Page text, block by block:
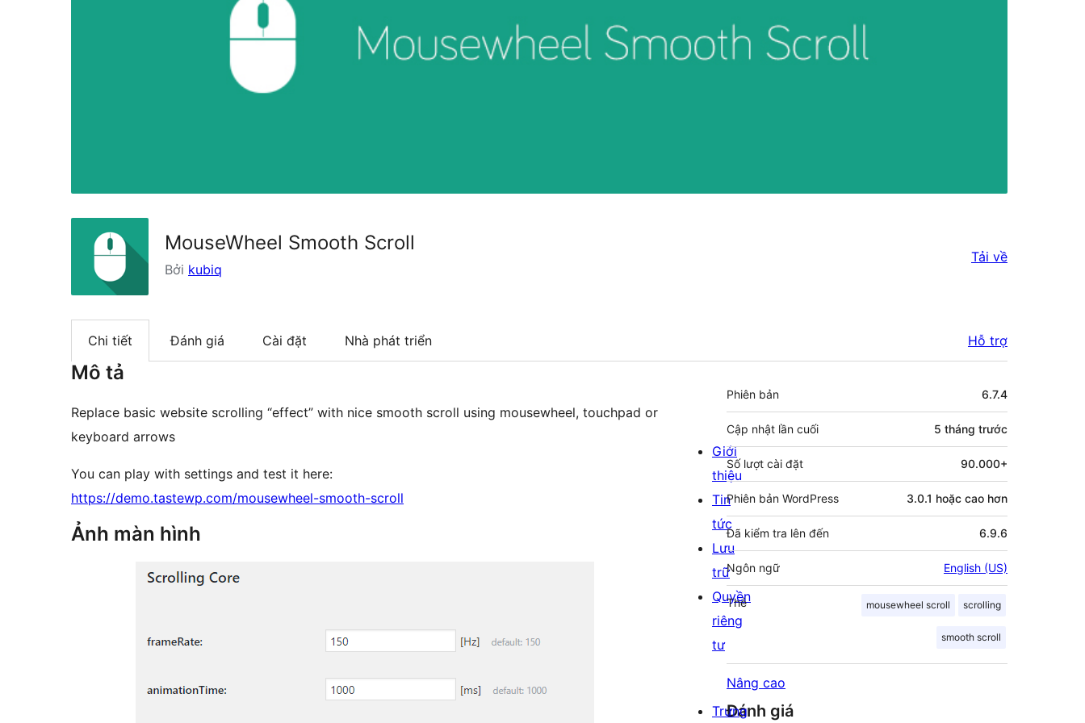
MouseWheel Smooth Scroll
Bởi kubiq
Tải về
Chi tiết Đánh giá Cài đặt Nhà phát triển Hỗ trợ
Mô tả
Replace basic website scrolling “effect” with nice smooth scroll using mousewheel, touchpad or
keyboard arrows
You can play with settings and test it here:
https://demo.tastewp.com/mousewheel-smooth-scroll
Ảnh màn hình
Meta
Phiên bản 6.7.4
Cập nhật lần cuối 5 tháng trước
Số lượt cài đặt 90.000+
Phiên bản WordPress 3.0.1 hoặc cao hơn
Đã kiểm tra lên đến 6.9.6
Ngôn ngữ English (US)
Thẻ mousewheel scroll scrolling
smooth scroll
Nâng cao
Đánh giá
Giới
thiệu
Tin
tức
Lưu
trữ
Quyền
riêng
tư
Trưng